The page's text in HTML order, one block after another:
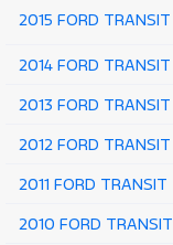
VAN
L
350 L
TAVAN
2015 FORD TRANSIT
2014 FORD TRANSIT
2013 FORD TRANSIT
2012 FORD TRANSIT
2011 FORD TRANSIT
2010 FORD TRANSIT